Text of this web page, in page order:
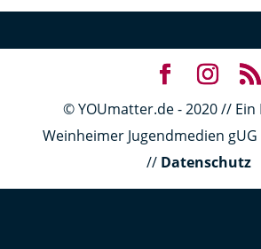
© YOUmatter.de - 2020 //
Weinheimer Jugendmedien
// Datenschutz